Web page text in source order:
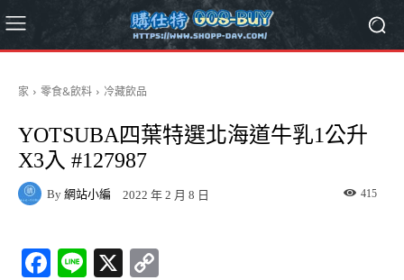
家 零食&飲料 冷藏飲品
YOTSUBA四葉特選北海道牛乳1公升
X3入 #127987
By 網站小編 2022 年 2 月 8 日 415
Fa
Li
X